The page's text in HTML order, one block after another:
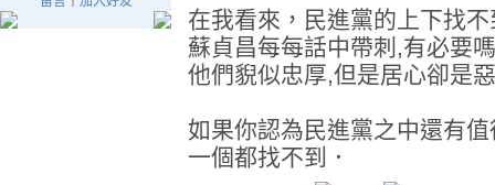
在我看來，民進黨的上下找
蘇貞昌每每話中帶刺,有必要
他們貎似忠厚,但是居心卻是
如果你認為民進黨之中還有
一個都找不到．